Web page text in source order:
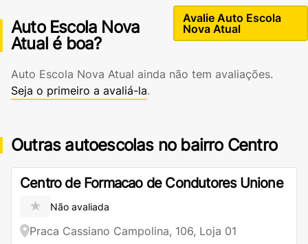
Auto Escola Nova
Atual é boa?
Avalie Auto Escola
Nova Atual
Auto Escola Nova Atual ainda não tem avaliações.
Seja o primeiro a avaliá-la.
Outras autoescolas no bairro Centro
Centro de Formacao de Condutores Unione
★ Não avaliada
Praca Cassiano Campolina, 106, Loja 01